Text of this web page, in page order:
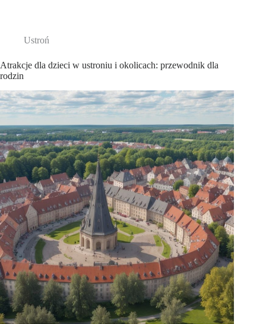
Ustroń
Atrakcje dla dzieci w ustroniu i okolicach: przewodnik dla
rodzin